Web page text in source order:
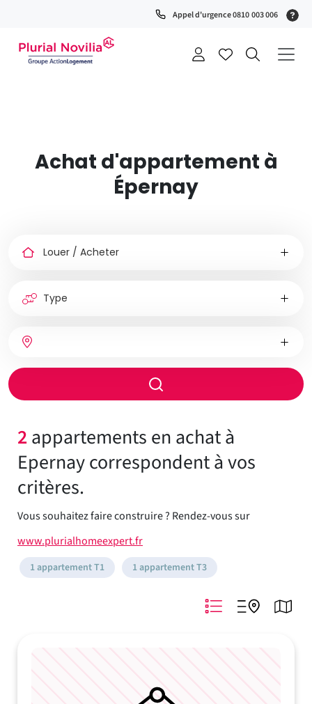
Appel d'urgence 0810 003 006
Achat d'appartement à
Épernay
chambres
chauffage
Rayon
de
2appartements en achat à
Epernay correspondent à vos
critères.
Vous souhaitez faire construire ? Rendez-vous sur
www.plurialhomeexpert.fr
1 appartement T1 1 appartement T3